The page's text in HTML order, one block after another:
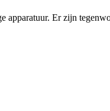
apparatuur. Er zijn